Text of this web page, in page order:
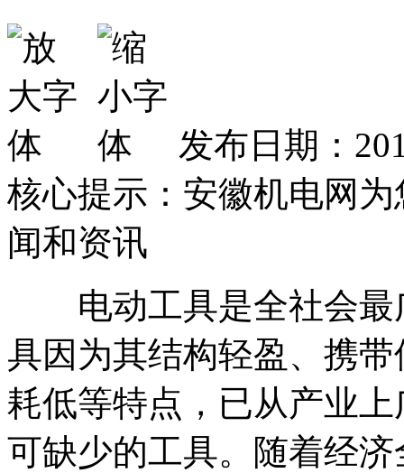
发布日期：
核心提示：安徽机电网
闻和资讯
电动工具是全社会最
具因为其结构轻盈、携
耗低等特点，已从产业
可缺少的工具。随着经